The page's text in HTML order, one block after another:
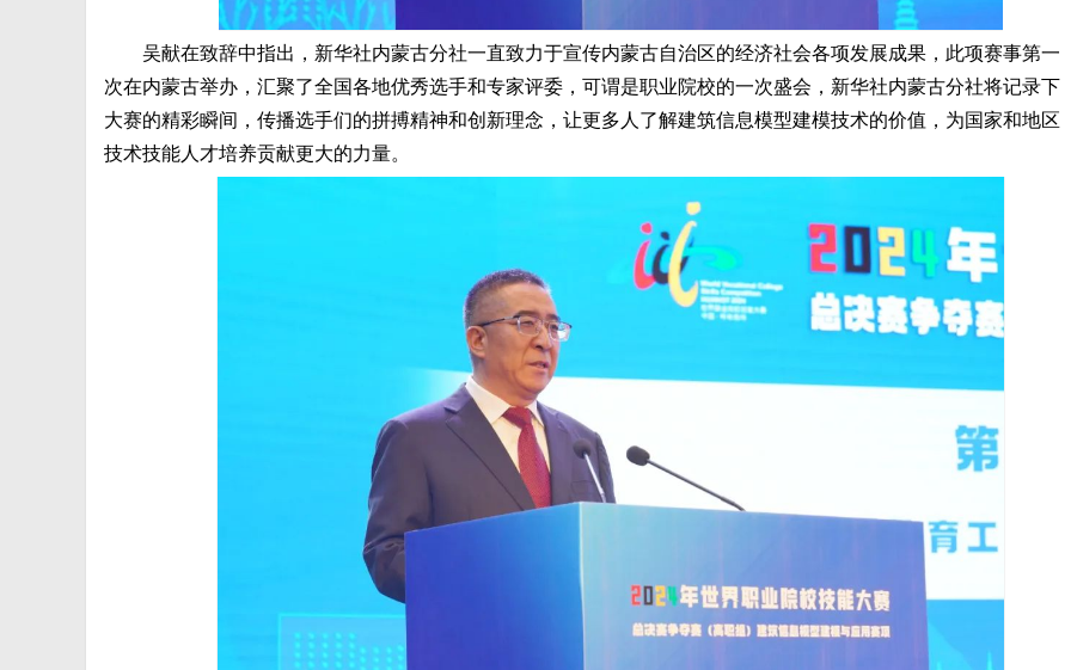
吴献在致辞中指出，新华社内蒙古分社一直致力于宣传内蒙古自治区的经济社会各项发展成果，此项赛事第一
次在内蒙古举办，汇聚了全国各地优秀选手和专家评委，可谓是职业院校的一次盛会，新华社内蒙古分社将记录下
大赛的精彩瞬间，传播选手们的拼搏精神和创新理念，让更多人了解建筑信息模型建模技术的价值，为国家和地区
技术技能人才培养贡献更大的力量。